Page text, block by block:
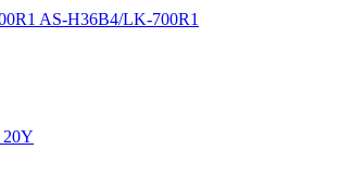
AS-H36B4/LK-700R1